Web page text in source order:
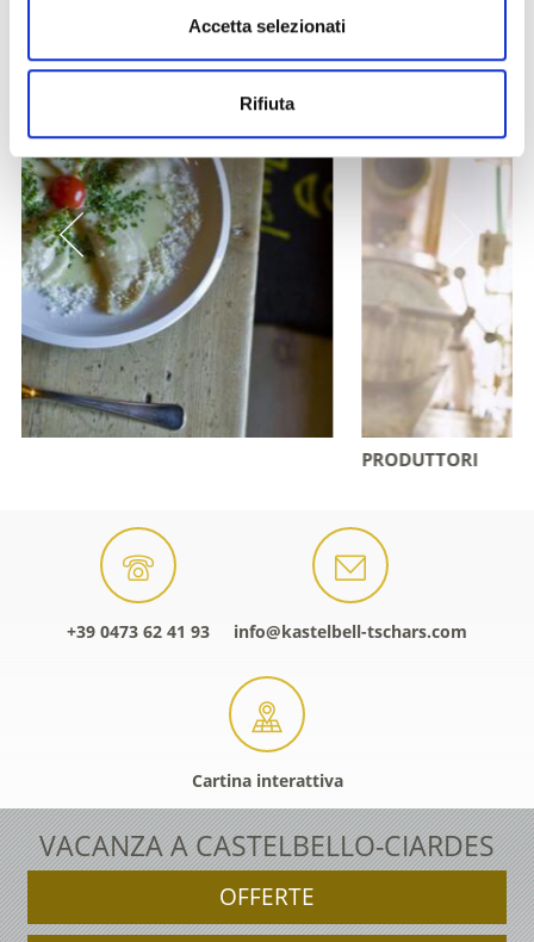
Accetta selezionati
Rifiuta
+39 0473 62 41 93 info@kastelbell-tschars.com
Cartina interattiva
VACANZA A CASTELBELLO-CIARDES
OFFERTE